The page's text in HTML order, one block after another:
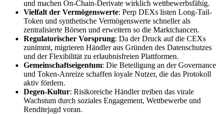
und machen On-Chain-Derivate wirklich wettbewerbsfähig.
Vielfalt der Vermögenswerte: Perp DEXs listen Long-Tail-
Token und synthetische Vermögenswerte schneller als
zentralisierte Börsen und erweitern so die Marktchancen.
Regulatorischer Vorsprung: Da der Druck auf die CEXs
zunimmt, migrieren Händler aus Gründen des Datenschutzes
und der Flexibilität zu erlaubnisfreien Plattformen.
Gemeinschaftseigentum: Die Beteiligung an der Governance
und Token-Anreize schaffen loyale Nutzer, die das Protokoll
aktiv fördern.
Degen-Kultur: Risikoreiche Händler treiben das virale
Wachstum durch soziales Engagement, Wettbewerbe und
Renditejagd voran.